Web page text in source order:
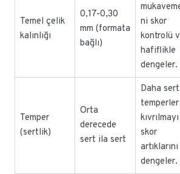
Temel çelik
kalınlığı
0,17-0,30
mm (formata
bağlı)
ni skor
kontrolü
hafiflikle
dengeler.
Temper
(sertlik)
Orta
derecede
sert ila sert
Daha sert
temperler
skor
artıklarını
dengeler.